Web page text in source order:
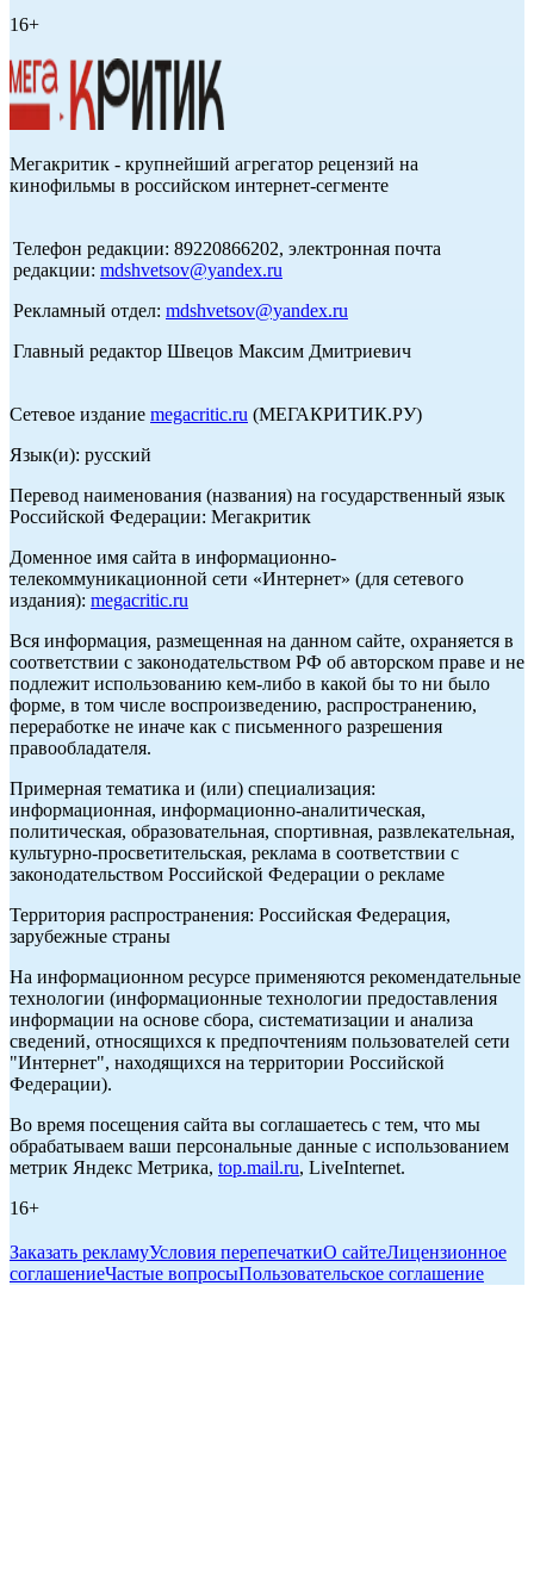
16+
Мегакритик - крупнейший агрегатор рецензий на
кинофильмы в российском интернет-сегменте
Телефон редакции: 89220866202, электронная почта
редакции: mdshvetsov@yandex.ru
Рекламный отдел: mdshvetsov@yandex.ru
Главный редактор Швецов Максим Дмитриевич
Сетевое издание megacritic.ru (МЕГАКРИТИК.РУ)
Язык(и): русский
Перевод наименования (названия) на государственный язык
Российской Федерации: Мегакритик
Доменное имя сайта в информационно-
телекоммуникационной сети «Интернет» (для сетевого
издания): megacritic.ru
Вся информация, размещенная на данном сайте, охраняется в
соответствии с законодательством РФ об авторском праве и не
подлежит использованию кем-либо в какой бы то ни было
форме, в том числе воспроизведению, распространению,
переработке не иначе как с письменного разрешения
правообладателя.
Примерная тематика и (или) специализация:
информационная, информационно-аналитическая,
политическая, образовательная, спортивная, развлекательная,
культурно-просветительская, реклама в соответствии с
законодательством Российской Федерации о рекламе
Территория распространения: Российская Федерация,
зарубежные страны
На информационном ресурсе применяются рекомендательные
технологии (информационные технологии предоставления
информации на основе сбора, систематизации и анализа
сведений, относящихся к предпочтениям пользователей сети
"Интернет", находящихся на территории Российской
Федерации).
Во время посещения сайта вы соглашаетесь с тем, что мы
обрабатываем ваши персональные данные с использованием
метрик Яндекс Метрика, top.mail.ru, LiveInternet.
16+
Заказать рекламуУсловия перепечаткиО сайтеЛицензионное
соглашениеЧастые вопросыПользовательское соглашение